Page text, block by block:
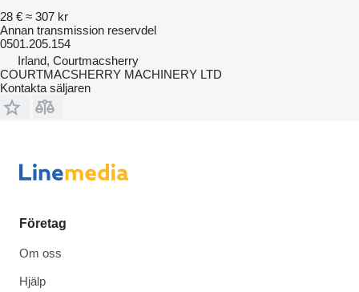
28 € ≈ 307 kr
Annan transmission reservdel
0501.205.154
Irland, Courtmacsherry
COURTMACSHERRY MACHINERY LTD
Kontakta säljaren
Företag
Om oss
Hjälp